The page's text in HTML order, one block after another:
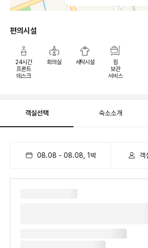
편의시설
24시간
프론트
데스크
회의실 세탁시설
짐
보관
서비스
객실선택 숙소소개
08.08 - 08.08 1 박 객